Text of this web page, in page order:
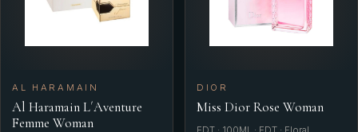
AL HARAMAIN
Al Haramain L´Aventure
Femme Woman
DIOR
Miss Dior Rose Woman